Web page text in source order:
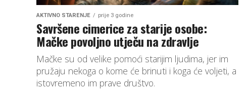
AKTIVNO STARENJE prije 3 godine
Savršene cimerice za starije osobe:
Mačke povoljno utječu na zdravlje
Mačke su od velike pomoći starijim ljudima, jer im
pružaju nekoga o kome će brinuti i koga će voljeti, a
istovremeno im prave društvo.